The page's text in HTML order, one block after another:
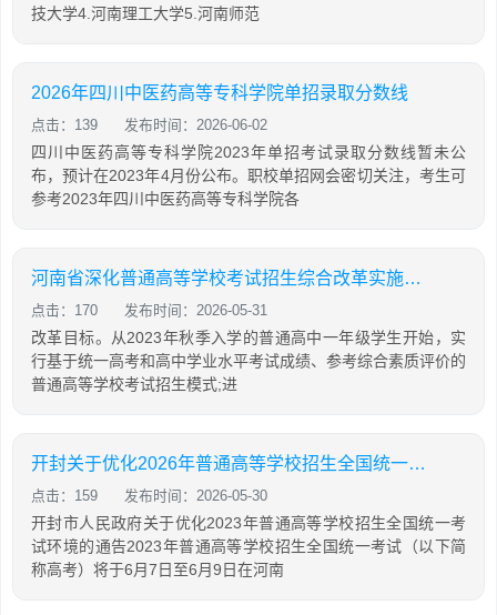
技大学4.河南理工大学5.河南师范
2026年四川中医药高等专科学院单招录取分数线
点击：139 发布时间：2026-06-02
四川中医药高等专科学院2023年单招考试录取分数线暂未公
布，预计在2023年4月份公布。职校单招网会密切关注，考生可
参考2023年四川中医药高等专科学院各
河南省深化普通高等学校考试招生综合改革实施方案
点击：170 发布时间：2026-05-31
改革目标。从2023年秋季入学的普通高中一年级学生开始，实
行基于统一高考和高中学业水平考试成绩、参考综合素质评价的
普通高等学校考试招生模式;进
开封关于优化2026年普通高等学校招生全国统一考试环境的通告
点击：159 发布时间：2026-05-30
开封市人民政府关于优化2023年普通高等学校招生全国统一考
试环境的通告2023年普通高等学校招生全国统一考试（以下简
称高考）将于6月7日至6月9日在河南